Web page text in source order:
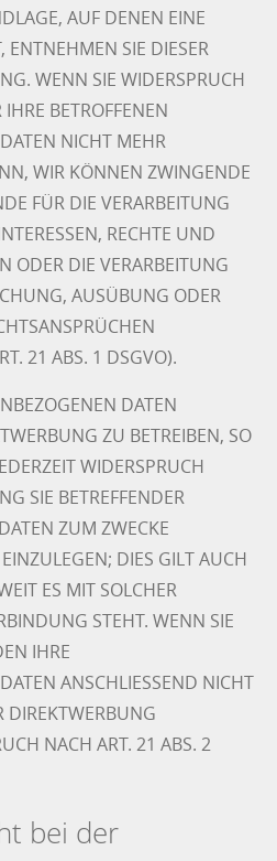
AUF DENEN EINE
ENTNEHMEN SIE DIESER
WENN SIE WIDERSPRUCH
BETROFFENEN
NICHT MEHR
WIR KÖNNEN ZWINGENDE
FÜR DIE VERARBEITUNG
RECHTE UND
ODER DIE VERARBEITUNG
AUSÜBUNG ODER
21 ABS. 1 DSGVO).
DATEN
ZU BETREIBEN, SO
WIDERSPRUCH
SIE BETREFFENDER
ZUM ZWECKE
DIES GILT AUCH
ES MIT SOLCHER
STEHT. WENN SIE
IHRE
ANSCHLIESSEND NICHT
DIREKTWERBUNG
NACH ART. 21 ABS. 2
bei der